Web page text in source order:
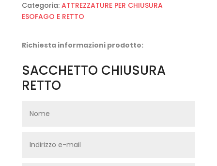
Categoria: ATTREZZATURE PER CHIUSURA
ESOFAGO E RETTO
Richiesta informazioni prodotto:
SACCHETTO CHIUSURA
RETTO